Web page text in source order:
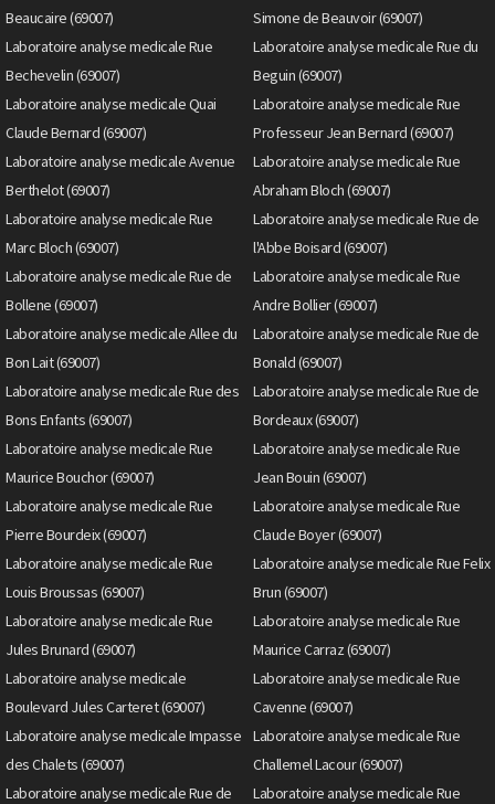
Beaucaire (69007)
Simone de Beauvoir (69007)
Laboratoire analyse medicale Rue
Bechevelin (69007)
Laboratoire analyse medicale Rue du
Beguin (69007)
Laboratoire analyse medicale Quai
Claude Bernard (69007)
Laboratoire analyse medicale Rue
Professeur Jean Bernard (69007)
Laboratoire analyse medicale Avenue
Berthelot (69007)
Laboratoire analyse medicale Rue
Abraham Bloch (69007)
Laboratoire analyse medicale Rue
Marc Bloch (69007)
Laboratoire analyse medicale Rue de
l'Abbe Boisard (69007)
Laboratoire analyse medicale Rue de
Bollene (69007)
Laboratoire analyse medicale Rue
Andre Bollier (69007)
Laboratoire analyse medicale Allee du
Bon Lait (69007)
Laboratoire analyse medicale Rue de
Bonald (69007)
Laboratoire analyse medicale Rue des
Bons Enfants (69007)
Laboratoire analyse medicale Rue de
Bordeaux (69007)
Laboratoire analyse medicale Rue
Maurice Bouchor (69007)
Laboratoire analyse medicale Rue
Jean Bouin (69007)
Laboratoire analyse medicale Rue
Pierre Bourdeix (69007)
Laboratoire analyse medicale Rue
Claude Boyer (69007)
Laboratoire analyse medicale Rue
Louis Broussas (69007)
Laboratoire analyse medicale Rue Felix
Brun (69007)
Laboratoire analyse medicale Rue
Jules Brunard (69007)
Laboratoire analyse medicale Rue
Maurice Carraz (69007)
Laboratoire analyse medicale
Boulevard Jules Carteret (69007)
Laboratoire analyse medicale Rue
Cavenne (69007)
Laboratoire analyse medicale Impasse
des Chalets (69007)
Laboratoire analyse medicale Rue
Challemel Lacour (69007)
Laboratoire analyse medicale Rue de
Laboratoire analyse medicale Rue